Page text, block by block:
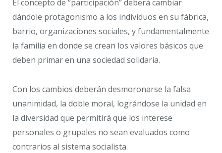
El concepto de “participación” deberá cambiar
dándole protagonismo a los individuos en su fábrica,
barrio, organizaciones sociales, y fundamentalmente
la familia en donde se crean los valores básicos que
deben primar en una sociedad solidaria.
Con los cambios deberán desmoronarse la falsa
unanimidad, la doble moral, lográndose la unidad en
la diversidad que permitirá que los interese
personales o grupales no sean evaluados como
contrarios al sistema socialista.